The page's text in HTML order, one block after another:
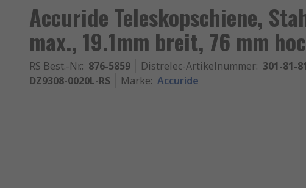
Accuride Teleskopschiene,
max., 19.1mm breit, 76 mm
RS Best.-Nr.: 876-5859 Distrelec-Artikelnummer: 301-81-
DZ9308-0020L-RS
Marke: Accuride